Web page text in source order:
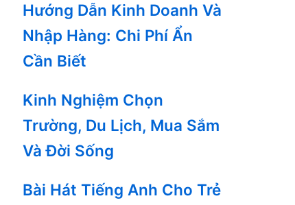
Hướng Dẫn Kinh Doanh Và
Nhập Hàng: Chi Phí Ẩn
Cần Biết
Kinh Nghiệm Chọn
Trường, Du Lịch, Mua Sắm
Và Đời Sống
Bài Hát Tiếng Anh Cho Trẻ